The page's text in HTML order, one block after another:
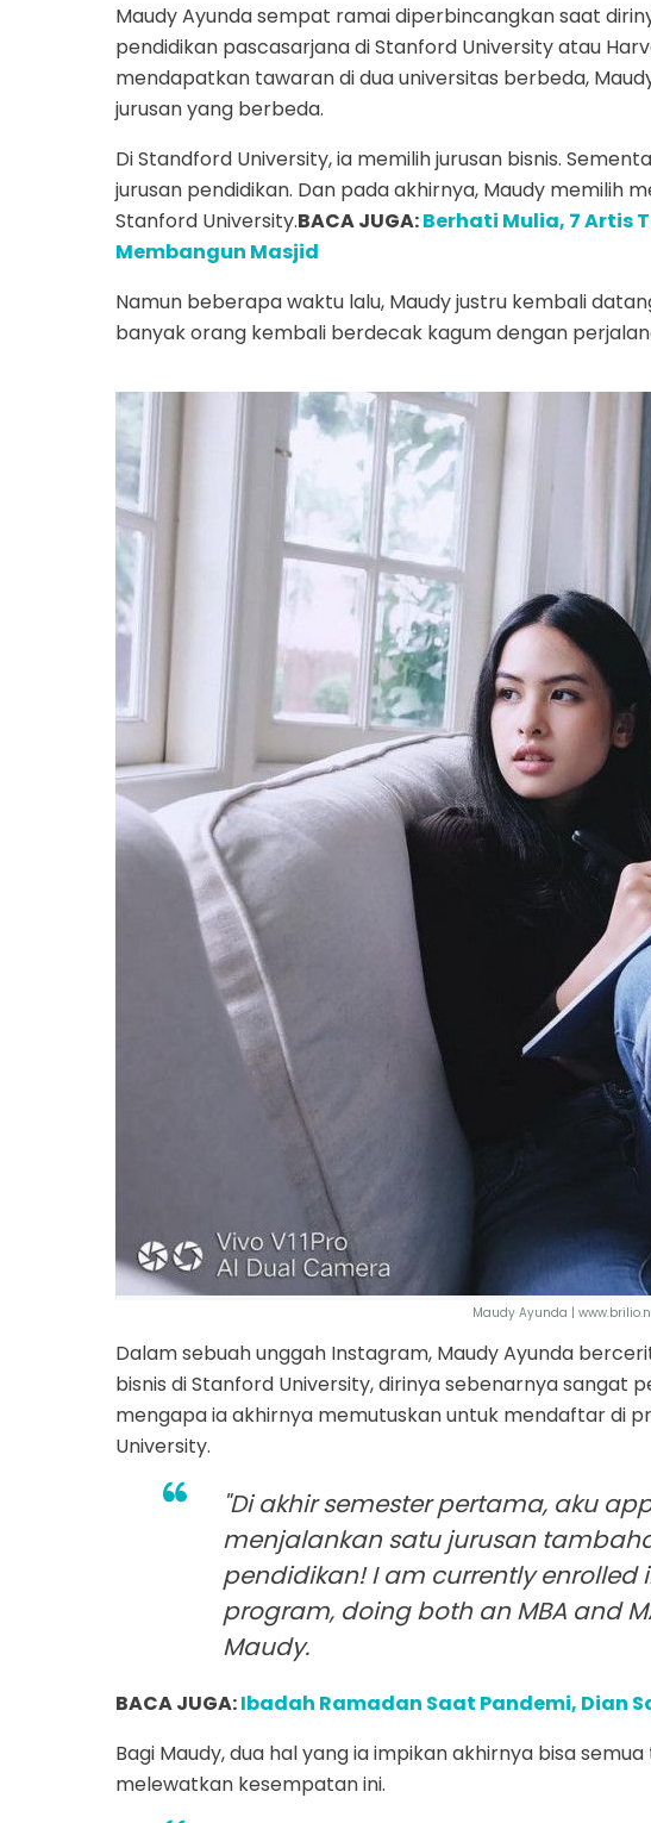
Maudy Ayunda sempat ramai diperbincangkan saat
pendidikan pascasarjana di Stanford University atau
mendapatkan tawaran di dua universitas berbeda,
jurusan yang berbeda.
Di Standford University, ia memilih jurusan bisnis.
jurusan pendidikan. Dan pada akhirnya, Maudy memilih
Stanford University.BACA JUGA:Berhati Mulia, 7 Artis
Membangun Masjid
Namun beberapa waktu lalu, Maudy justru kembali
banyak orang kembali berdecak kagum dengan
Maudy Ayunda |
Dalam sebuah unggah Instagram, Maudy Ayunda
bisnis di Stanford University, dirinya sebenarnya sangat
mengapa ia akhirnya memutuskan untuk mendaftar di
University.
"Di akhir semester pertama, aku
menjalankan satu jurusan
pendidikan! I am currently enrolled
program, doing both an MBA and
Maudy.
BACA JUGA:Ibadah Ramadan Saat Pandemi, Dian
Bagi Maudy, dua hal yang ia impikan akhirnya bisa
melewatkan kesempatan ini.